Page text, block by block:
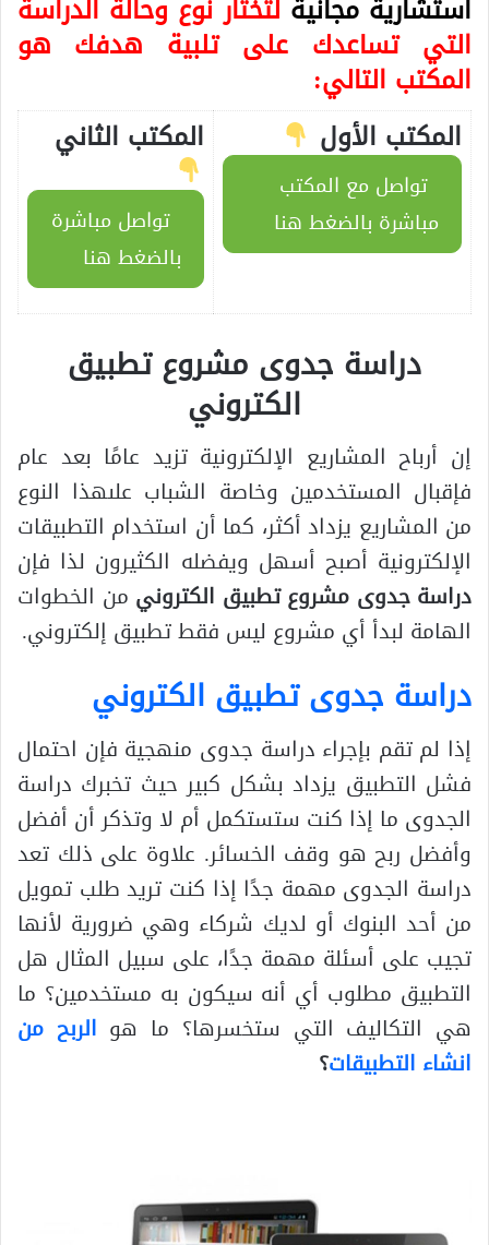
استشارية مجانية لتختار نوع وحالة الدراسة
التي تساعدك على تلبية هدفك هو
المكتب التالي:
المكتب الأول
تواصل مع المكتب
مباشرة بالضغط هنا
المكتب الثاني
تواصل مباشرة
بالضغط هنا
دراسة جدوى مشروع تطبيق
الكتروني
إن أرباح المشاريع الإلكترونية تزيد عامًا بعد عام
فإقبال المستخدمين وخاصة الشباب علىهذا النوع
من المشاريع يزداد أكثر، كما أن استخدام التطبيقات
الإلكترونية أصبح أسهل ويفضله الكثيرون لذا فإن
دراسة جدوى مشروع تطبيق الكتروني من الخطوات
الهامة لبدأ أي مشروع ليس فقط تطبيق إلكتروني.
دراسة جدوى تطبيق الكتروني
إذا لم تقم بإجراء دراسة جدوى منهجية فإن احتمال
فشل التطبيق يزداد بشكل كبير حيث تخبرك دراسة
الجدوى ما إذا كنت ستستكمل أم لا وتذكر أن أفضل
وأفضل ربح هو وقف الخسائر. علاوة على ذلك تعد
دراسة الجدوى مهمة جدًا إذا كنت تريد طلب تمويل
من أحد البنوك أو لديك شركاء وهي ضرورية لأنها
تجيب على أسئلة مهمة جدًا، على سبيل المثال هل
التطبيق مطلوب أي أنه سيكون به مستخدمين؟ ما
هي التكاليف التي ستخسرها؟ ما هو الربح من
انشاء التطبيقات؟